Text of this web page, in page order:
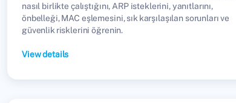
nasıl birlikte çalıştığını, ARP isteklerini, yanıtlarını,
önbelleği, MAC eşlemesini, sık karşılaşılan sorunları ve
güvenlik risklerini öğrenin.
View details